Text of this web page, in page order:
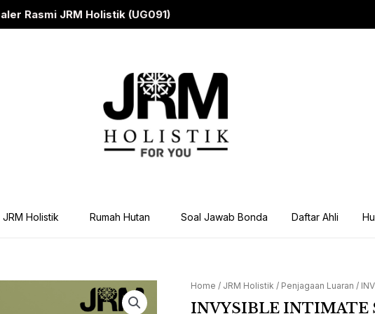
JRM Holistik (UG091)
JRM Holistik Rumah Hutan Soal Jawab Bonda Daftar Ahli
Home / JRM Holistik / Penjagaan Luaran /
INVYSIBLE INTIMATE
INVYSIBLE
INTIMATE